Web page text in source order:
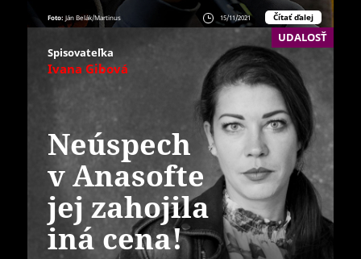
15/11/2021 Čítať ďalej
Foto: Ján Belák/Martinus
UDALOSŤ
Spisovateľka
Ivana Gibová
Neúspech
v Anasofte
jej zahojila
iná cena!